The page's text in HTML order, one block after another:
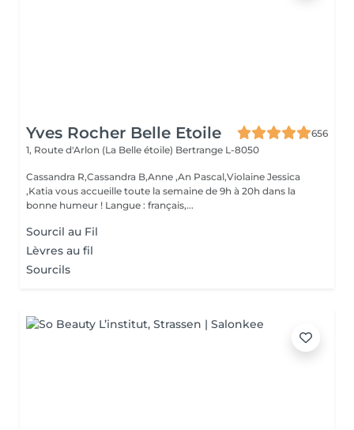
Yves Rocher Belle Etoile
656
1, Route d'Arlon (La Belle étoile) Bertrange L-8050
Cassandra R,Cassandra B,Anne ,An Pascal,Violaine Jessica
,Katia vous accueille toute la semaine de 9h à 20h dans la
bonne humeur ! Langue : français,...
Sourcil au Fil
Lèvres au fil
Sourcils